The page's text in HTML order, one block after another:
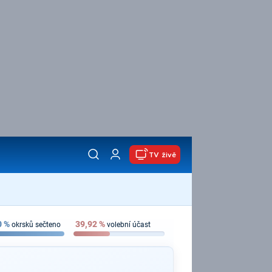
TV živě
% okrsků sečteno 39,92% volební účast